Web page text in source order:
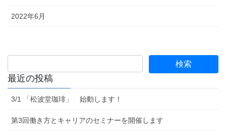
2022年6月
最近の投稿
3/1 「松波堂珈琲」 始動します！
第3回働き方とキャリアのセミナーを開催します